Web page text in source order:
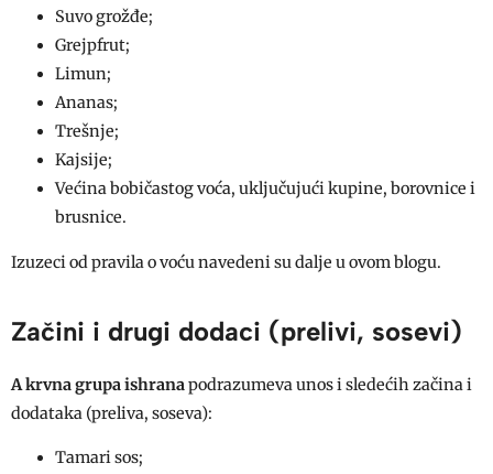
Suvo grožđe;
Grejpfrut;
Limun;
Ananas;
Trešnje;
Kajsije;
Većina bobičastog voća, uključujući kupine, borovnice i
brusnice.
Izuzeci od pravila o voću navedeni su dalje u ovom blogu.
Začini i drugi dodaci (prelivi, sosevi)
A krvna grupa ishrana podrazumeva unos i sledećih začina i
dodataka (preliva, soseva):
Tamari sos;